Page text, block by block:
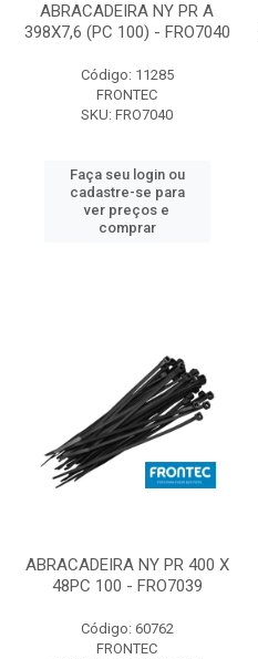
ABRACADEIRA NY PR A
398X7,6 (PC 100) - FRO7040
Código: 11285
FRONTEC
SKU: FRO7040
Faça seu login ou
cadastre-se para
ver preços e
comprar
ABRACADEIRA NY PR 400 X
48PC 100 - FRO7039
Código: 60762
FRONTEC